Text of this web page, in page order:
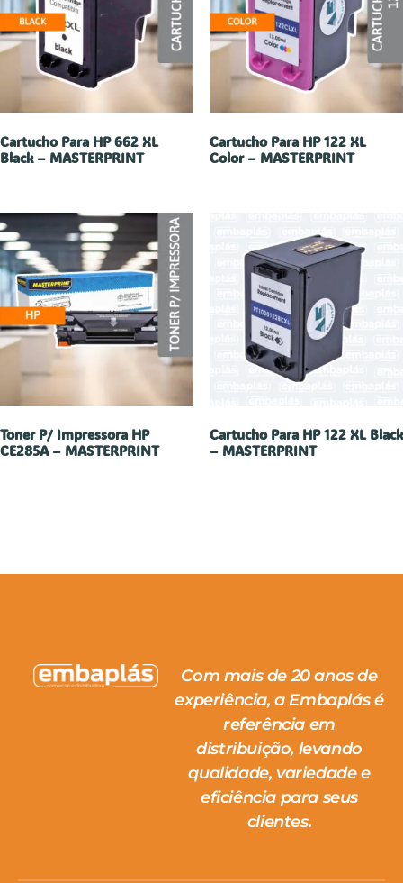
Cartucho Para HP 662 XL
Black – MASTERPRINT
Cartucho Para HP 122 XL
Color – MASTERPRINT
Toner P/ Impressora HP
CE285A – MASTERPRINT
Cartucho Para HP 122 XL Black
– MASTERPRINT
Com mais de 20 anos de
experiência, a Embaplás é
referência em
distribuição, levando
qualidade, variedade e
eficiência para seus
clientes.